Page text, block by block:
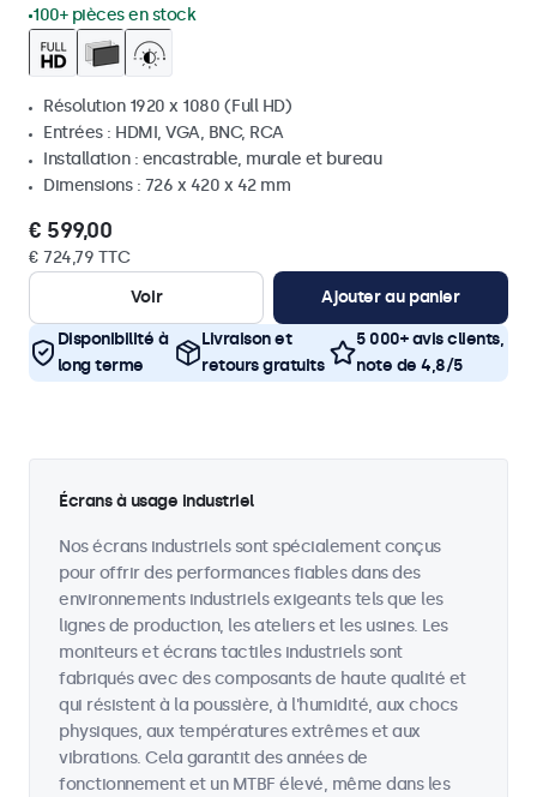
100+ pièces en stock
Résolution 1920 x 1080 (Full HD)
Entrées : HDMI, VGA, BNC, RCA
Installation : encastrable, murale et bureau
Dimensions : 726 x 420 x 42 mm
€ 599,00
€ 724,79 TTC
Voir
Ajouter au panier
Disponibilité à
long terme
Livraison et
retours gratuits
5 000+ avis clients,
note de 4,8/5
Écrans à usage industriel
Nos écrans industriels sont spécialement conçus
pour offrir des performances fiables dans des
environnements industriels exigeants tels que les
lignes de production, les ateliers et les usines. Les
moniteurs et écrans tactiles industriels sont
fabriqués avec des composants de haute qualité et
qui résistent à la poussière, à l'humidité, aux chocs
physiques, aux températures extrêmes et aux
vibrations. Cela garantit des années de
fonctionnement et un MTBF élevé, même dans les